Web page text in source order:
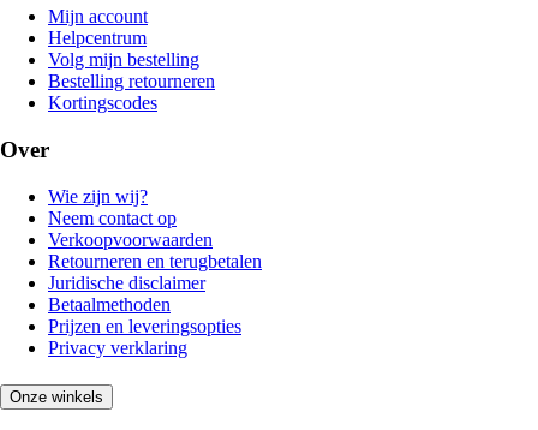
Mijn account
Helpcentrum
Volg mijn bestelling
Bestelling retourneren
Kortingscodes
Over
Wie zijn wij?
Neem contact op
Verkoopvoorwaarden
Retourneren en terugbetalen
Juridische disclaimer
Betaalmethoden
Prijzen en leveringsopties
Privacy verklaring
Onze winkels